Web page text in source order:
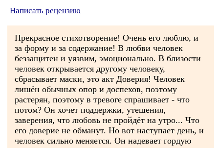
Написать рецензию
Прекрасное стихотворение! Очень его люблю, и
за форму и за содержание! В любви человек
беззащитен и уязвим, эмоционально. В близости
человек открывается другому человеку,
сбрасывает маски, это акт Доверия! Человек
лишён обычных опор и доспехов, поэтому
растерян, поэтому в тревоге спрашивает - что
потом? Он хочет поддержки, утешения,
заверения, что любовь не пройдёт на утро... Что
его доверие не обманут. Но вот наступает день, и
человек сильно меняется. Он надевает гордую